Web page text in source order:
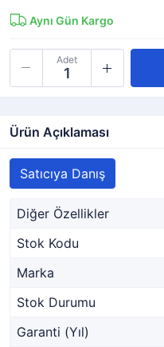
Aynı Gün Kargo
Adet
Ürün Açıklaması
Satıcıya Danış
Diğer Özellikler
Stok Kodu
Marka
Stok Durumu
Garanti (Yıl)